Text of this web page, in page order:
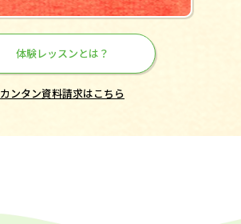
体験レッスンとは？
カンタン資料請求はこちら